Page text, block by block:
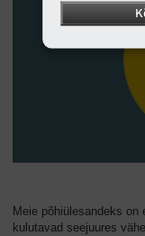
Meie põhiülesandeks
kulutavad seejuures